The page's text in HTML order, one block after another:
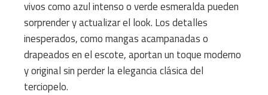
vivos como azul intenso o verde esmeralda pueden
sorprender y actualizar el look. Los detalles
inesperados, como mangas acampanadas o
drapeados en el escote, aportan un toque moderno
y original sin perder la elegancia clásica del
terciopelo.